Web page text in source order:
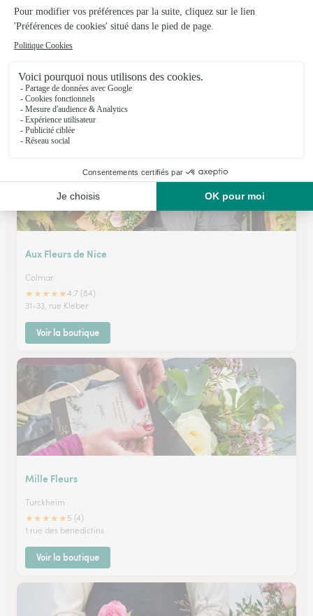
La Boutique Fleurie
Horbourg Wihr
71, grand'Rue
Voir la boutique
Aux Fleurs de Nice
Colmar
★★★★★4.7 (84)
31-33, rue Kleber
Voir la boutique
Mille Fleurs
Turckheim
★★★★★ 5 (4)
1 rue des benedictins
Voir la boutique